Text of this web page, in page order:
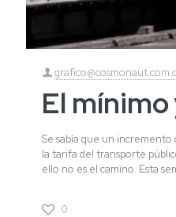
El mínimo
Se sabía que un
la tarifa del transporte
ello no es el camino. Esta
0